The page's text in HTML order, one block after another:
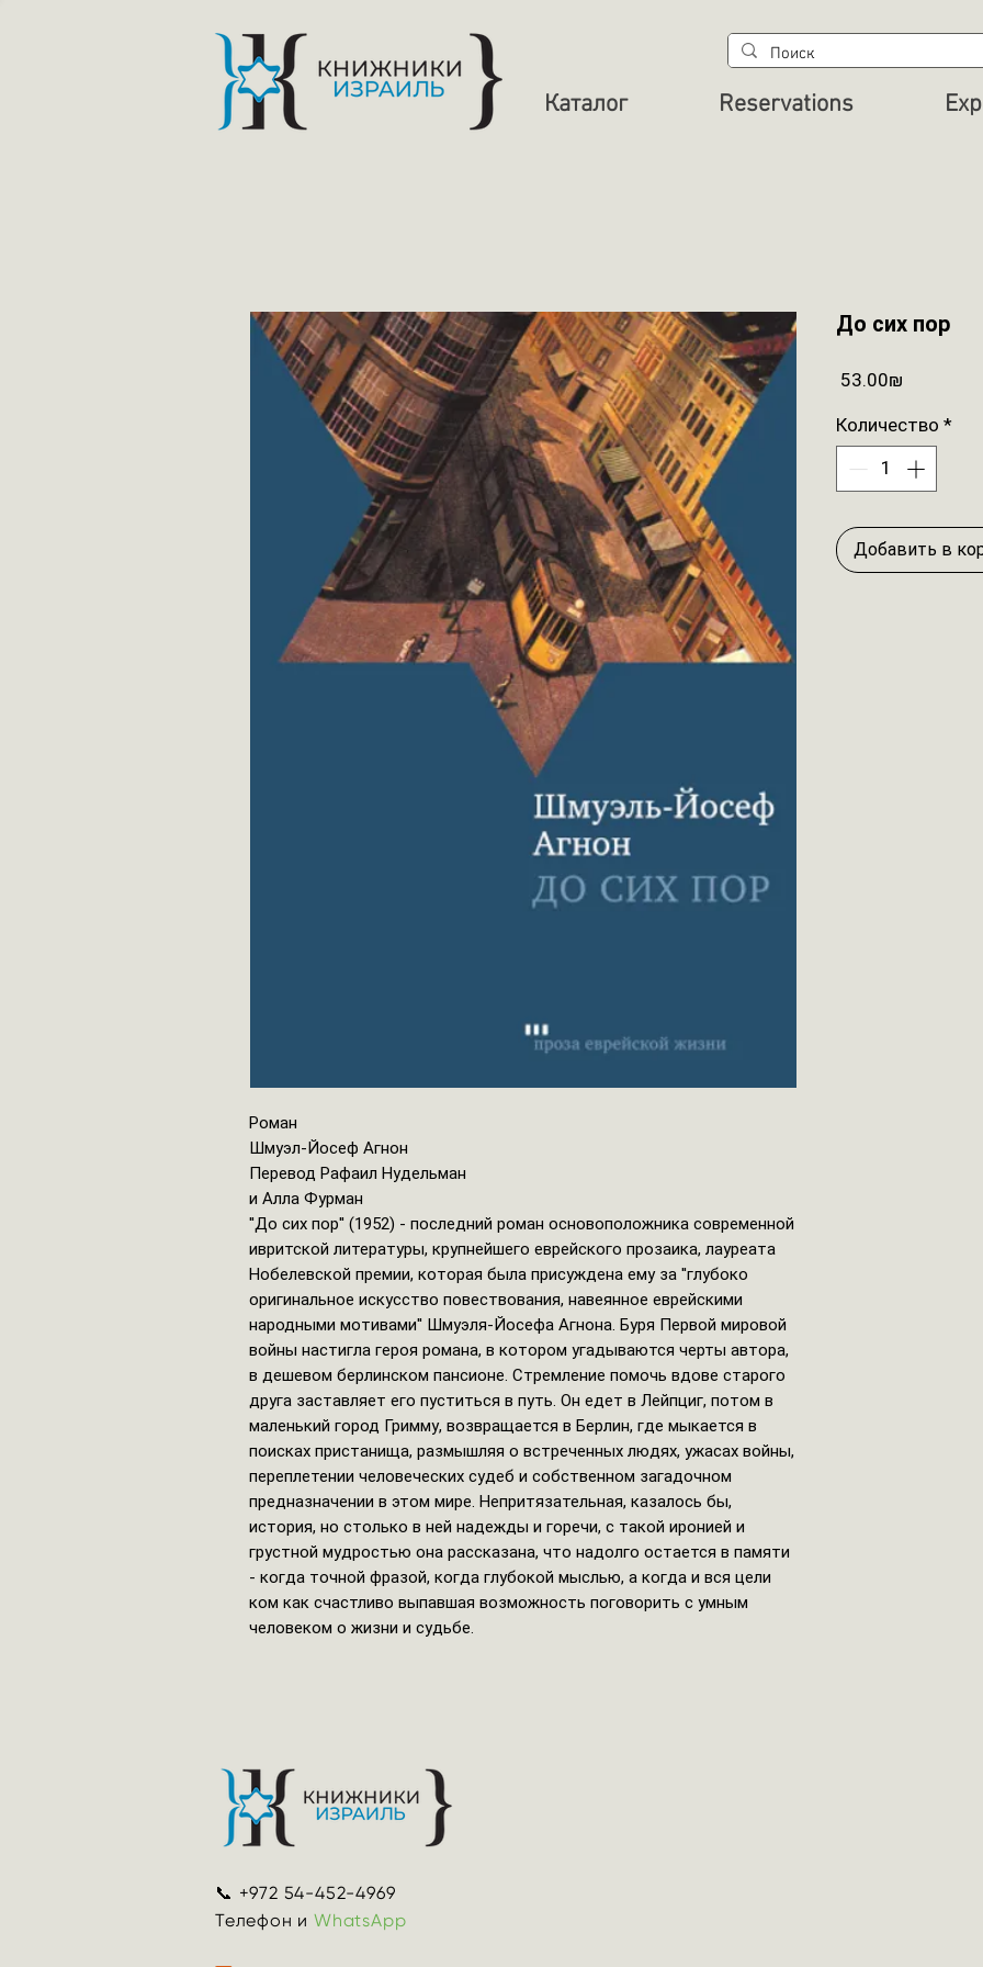
Каталог Reservations
Роман
Шмуэл-Йосеф Агнон
Перевод Рафаил Нудельман
и Алла Фурман
''До сих пор'' (1952) - последний роман основоположника современной
ивритской литературы, крупнейшего еврейского прозаика, лауреата
Нобелевской премии, которая была присуждена ему за ''глубоко
оригинальное искусство повествования, навеянное еврейскими
народными мотивами'' Шмуэля-Йосефа Агнона. Буря Первой мировой
войны настигла героя романа, в котором угадываются черты автора,
в дешевом берлинском пансионе. Стремление помочь вдове старого
друга заставляет его пуститься в путь. Он едет в Лейпциг, потом в
маленький город Гримму, возвращается в Берлин, где мыкается в
поисках пристанища, размышляя о встреченных людях, ужасах войны,
переплетении человеческих судеб и собственном загадочном
предназначении в этом мире. Непритязательная, казалось бы,
история, но столько в ней надежды и горечи, с такой иронией и
грустной мудростью она рассказана, что надолго остается в памяти
- когда точной фразой, когда глубокой мыслью, а когда и вся цели
ком как счастливо выпавшая возможность поговорить с умным
человеком о жизни и судьбе.
До сих пор
‏53.00 ‏₪
Количество *
Добавить в
📞 +972 54-452-4969
Телефон иWhatsApp